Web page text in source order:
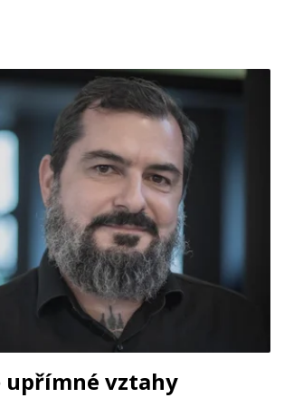
upřímné vztahy